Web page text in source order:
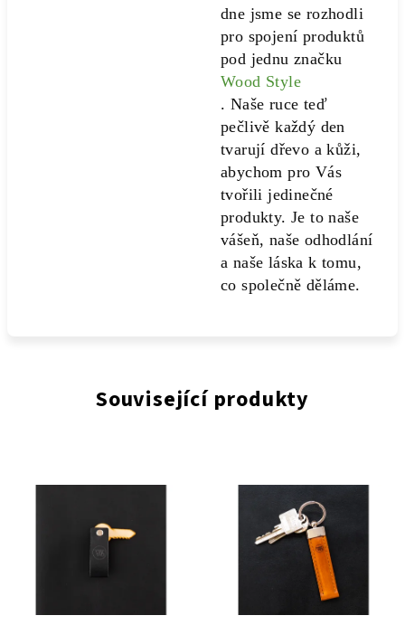
dne jsme se rozhodli
pro spojení produktů
pod jednu značku
Wood Style
. Naše ruce teď
pečlivě každý den
tvarují dřevo a kůži,
abychom pro Vás
tvořili jedinečné
produkty. Je to naše
vášeň, naše odhodlání
a naše láska k tomu,
co společně děláme.
Související produkty